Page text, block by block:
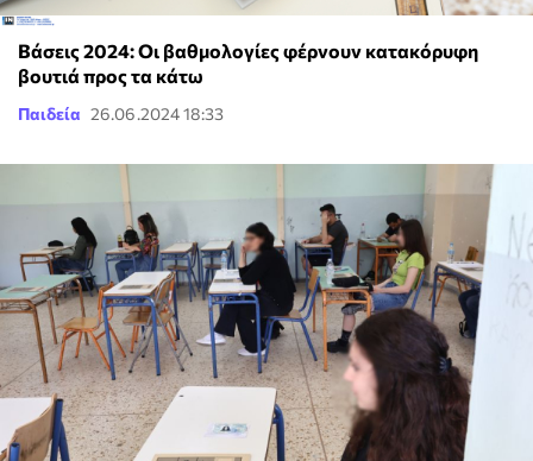
Βάσεις 2024: Οι βαθμολογίες φέρνουν κατακόρυφη
βουτιά προς τα κάτω
Παιδεία 26.06.2024 18:33